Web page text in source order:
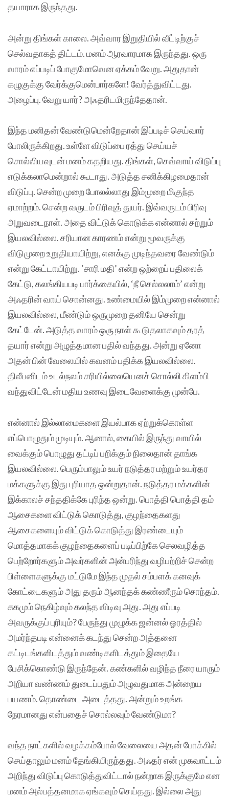
தயாராக இருந்தது.
அன்று திங்கள் காலை. அவ்வார இறுதியில் வீட்டிற்குச்
செல்வதாகத் திட்டம். மனம் ஆரவாரமாக இருந்தது. ஒரு
வாரம் எப்படிப் போகுமோவென ஏக்கம் வேறு. அதுதான்
கழுகுக்கு வேர்க்குமென்பார்களே! வேர்த்துவிட்டது.
அழைப்பு. வேறு யார்? அஃதரிடமிருந்தேதான்.
இந்த மனிதன் வேண்டுமென்றேதான் இப்படிச் செய்வார்
போலிருக்கிறது. உள்ளே விடுப்பை ரத்து செய்யச்
சொல்லியவுடன் மனம் கதறியது. திங்கள், செவ்வாய் விடுப்பு
எடுக்கலாமென்றால் கூடாது. அடுத்த சனிக்கிழமைதான்
விடுப்பு. சென்ற முறை போலல்லாது இம்முறை மிகுந்த
ஏமாற்றம். சென்ற வருடம் பிரிவுத் துயர். இவ்வருடம் பிரிவு
அறுவடைநாள். அதை விட்டுக் கொடுக்க என்னால் சற்றும்
இயலவில்லை. சரியான காரணம் என்று மூவருக்கு
விடுமுறை உறுதியாயிற்று, எனக்கு முடிந்தவரை வேண்டும்
என்று கேட்டாயிற்று. ‘சாரி மதி’ என்ற ஒற்றைப் பதிலைக்
கேட்டு, கலங்கியபடி பார்க்கையில், ‘நீ செல்லலாம்’ என்று
அஃதரின் வாய் சொன்னது. உண்மையில் இம்முறை என்னால்
இயலவில்லை, மீண்டும் ஒருமுறை தனியே சென்று
கேட்டேன். அடுத்த வாரம் ஒரு நாள் கூடுதலாகவும் தரத்
தயார் என்று அழுத்தமான பதில் வந்தது. அன்று ஏனோ
அதன் பின் வேலையில் கவனம் பதிக்க இயலவில்லை.
திலீபனிடம் உடல்நலம் சரியில்லையெனச் சொல்லி கிளம்பி
வந்துவிட்டேன் மதிய உணவு இடைவேளைக்கு முன்பே.
என்னால் இல்லாமைகளை இயல்பாக ஏற்றுக்கொள்ள
எப்பொழுதும் முடியும். ஆனால், கையில் இருந்து வாயில்
வைக்கும் பொழுது தட்டிப் பறிக்கும் நிலைதான் தாங்க
இயலவில்லை. பெரும்பாலும் உயர் நடுத்தர மற்றும் உயர்தர
மக்களுக்கு இது புரியாத ஒன்றுதான். நடுத்தர மக்களின்
இக்காலச் சந்ததிக்கே புரிந்த ஒன்று. பொத்தி பொத்தி தம்
ஆசைகளை விட்டுக் கொடுத்து, குழந்தைகளது
ஆசைகளையும் விட்டுக் கொடுத்து இரண்டையும்
மொத்தமாகக் குழந்தைகளைப் படிப்பிற்கே செலவழித்த
பெற்றோர்களும் அவர்களின் அன்பரிந்து வழிபற்றிச் சென்ற
பிள்ளைகளுக்கு மட்டுமே இந்த முதல் சம்பளக் கனவுக்
கோட்டைகளும் அது தரும் ஆனந்தக் கண்ணீரும் சொந்தம்.
சுகமும் நெகிழ்வும் கலந்த விடிவு அது. அது எப்படி
அவருக்குப் புரியும்? பேருந்து முழுக்க ஜன்னல் ஓரத்தில்
அமர்ந்தபடி என்னைக் கடந்து சென்ற அத்தனை
கட்டிடங்களிடத்தும் வண்டிகளிடத்தும் இதையே
பேசிக்கொண்டு இருந்தேன். கண்களில் வழிந்த நீரை யாரும்
அறியா வண்ணம் துடைப்பதும் அழுவதுமாக அன்றைய
பயணம். தொண்டை அடைத்தது. அன்றும் உறங்க
நேரமானது என்பதைச் சொல்லவும் வேண்டுமா?
வந்த நாட்களில் வழக்கம்போல் வேலையை அதன் போக்கில்
செய்தாலும் மனம் தேங்கியிருந்தது. அஃதர் என் முகவாட்டம்
அறிந்து விடுப்பு கொடுத்துவிட்டால் நன்றாக இருக்குமே என
மனம் அல்பத்தனமாக ஏங்கவும் செய்தது. இல்லை அது